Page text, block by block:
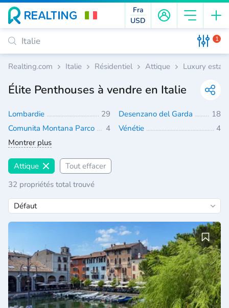
Fra
USD
1
Realting.com Italie Résidentiel Attique Luxury estate
Élite Penthouses à vendre en Italie
Lombardie 29 Desenzano del Garda
18
Comunita Montana Parco Alto Garda bresciano 4 Vénétie
4
Montrer plus
Attique
Tout effacer
32 propriétés total trouvé